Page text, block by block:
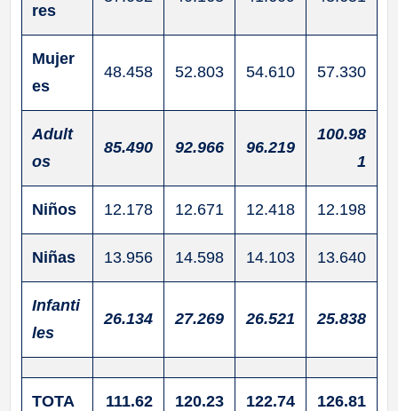
res
Mujer
es
48.458 52.803 54.610 57.330
Adult
os
85.490 92.966 96.219
100.98
1
Niños 12.178 12.671 12.418 12.198
Niñas 13.956 14.598 14.103 13.640
Infanti
les
26.134 27.269 26.521 25.838
TOTA
111.62
120.23
122.74
126.81